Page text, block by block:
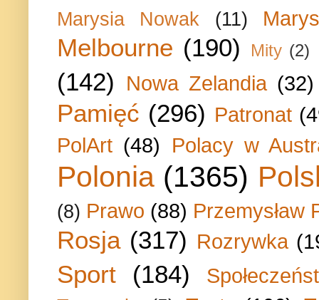
Marysia Nowak (11)
Melbourne (190) Mity (2)
(142) Nowa Zelandia (32)
Pamięć (296) Patronat
PolArt (48) Polacy w
Polonia (1365)
(8) Prawo (88) Przemysław
Rosja (317) Rozrywka
Sport (184)